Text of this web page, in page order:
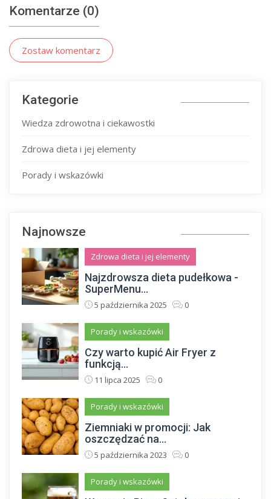
Komentarze (0)
Zostaw komentarz
Kategorie
Wiedza zdrowotna i ciekawostki
Zdrowa dieta i jej elementy
Porady i wskazówki
Najnowsze
Zdrowa dieta i jej elementy
Najzdrowsza dieta pudełkowa -
SuperMenu...
5 października 2025 0
Porady i wskazówki
Czy warto kupić Air Fryer z
funkcją...
11 lipca 2025 0
Porady i wskazówki
Ziemniaki w promocji: Jak
oszczędzać na...
5 października 2023 0
Porady i wskazówki